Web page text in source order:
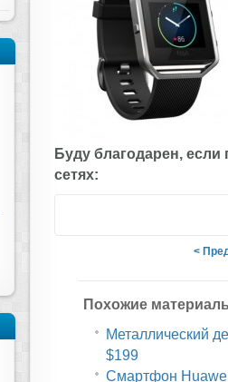
Буду благодарен, если
сетях:
<
Похожие
Металлический
$199
Смартфон